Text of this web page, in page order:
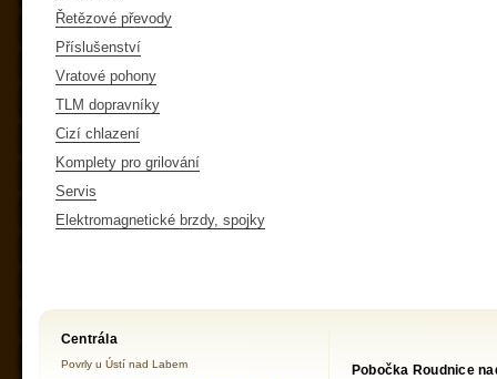
Řetězové převody
Příslušenství
Vratové pohony
TLM dopravníky
Cizí chlazení
Komplety pro grilování
Servis
Elektromagnetické brzdy, spojky
Centrála
Povrly u Ústí nad Labem
Pobočka Roudnice